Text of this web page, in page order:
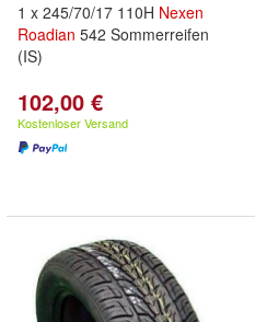
1 x 245/70/17 110H Nexen
Roadian 542 Sommerreifen
(IS)
102,00 €
Kostenloser Versand